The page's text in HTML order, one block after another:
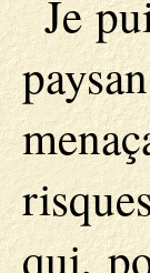
Je
qui,